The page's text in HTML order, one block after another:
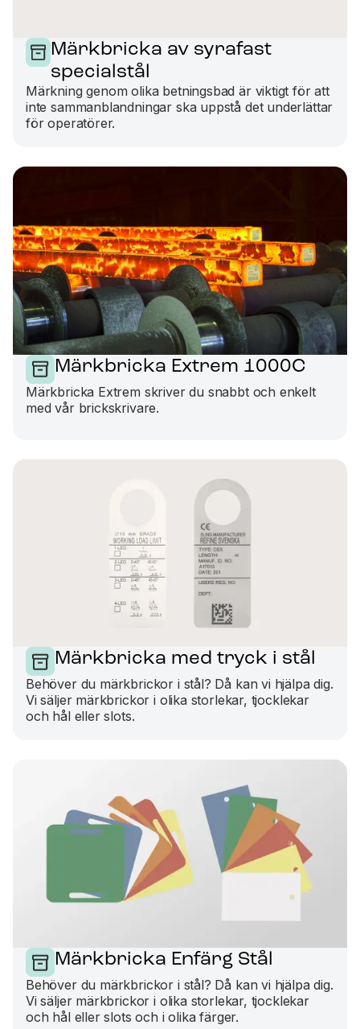
Märkbricka av syrafast
specialstål
Märkning genom olika betningsbad är viktigt för att
inte sammanblandningar ska uppstå det underlättar
för operatörer.
Märkbricka Extrem 1000C
Märkbricka Extrem skriver du snabbt och enkelt
med vår brickskrivare.
Märkbricka med tryck i stål
Behöver du märkbrickor i stål? Då kan vi hjälpa dig.
Vi säljer märkbrickor i olika storlekar, tjocklekar
och hål eller slots.
Märkbricka Enfärg Stål
Behöver du märkbrickor i stål? Då kan vi hjälpa dig.
Vi säljer märkbrickor i olika storlekar, tjocklekar
och hål eller slots och i olika färger.